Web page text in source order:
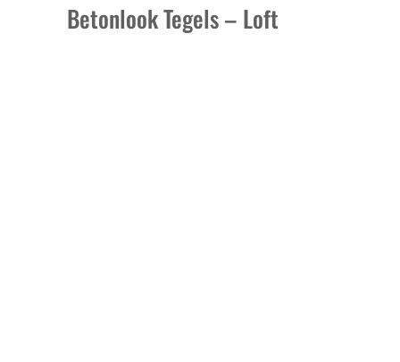
Betonlook Tegels – Loft